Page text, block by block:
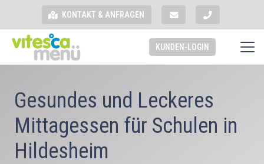
KONTAKT & ANFRAGEN
KUNDEN-LOGIN
Gesundes und Leckeres
Mittagessen für Schulen in
Hildesheim